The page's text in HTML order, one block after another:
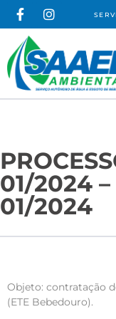
01/2024 –
01/2024
Objeto: contratação
(ETE Bebedouro).